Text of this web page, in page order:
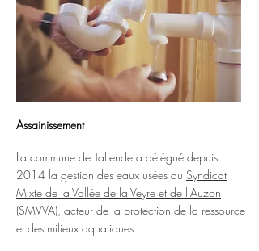
Assainissement
La commune de Tallende a délégué depuis
2014 la gestion des eaux usées au Syndicat
Mixte de la Vallée de la Veyre et de l'Auzon
(SMVVA), acteur de la protection de la ressource
et des milieux aquatiques.